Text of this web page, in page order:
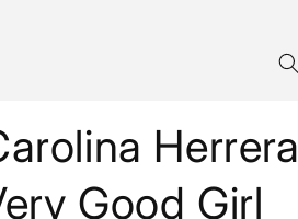
Herrera
Good Girl